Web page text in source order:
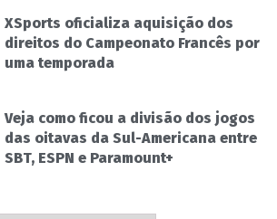
XSports oficializa aquisição dos
direitos do Campeonato Francês por
uma temporada
Veja como ficou a divisão dos jogos
das oitavas da Sul-Americana entre
SBT, ESPN e Paramount+